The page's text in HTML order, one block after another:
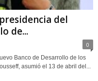
del
de...
0
Banco de Desarrollo de los
asumió el 13 de abril del...